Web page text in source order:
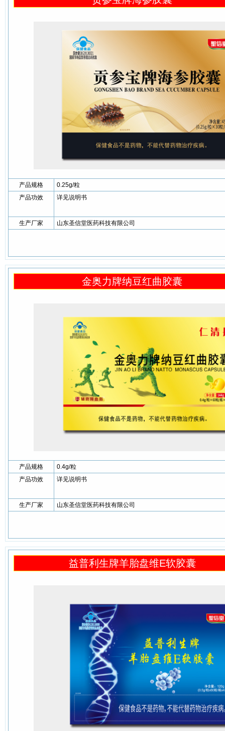
产品规格
0.25g/粒
产品功效
详见说明书
生产厂家 山东圣信堂医药科技有限公司
金奥力牌纳豆红曲胶囊
产品规格
0.4g/粒
产品功效
详见说明书
生产厂家 山东圣信堂医药科技有限公司
益普利生牌羊胎盘维E软胶囊